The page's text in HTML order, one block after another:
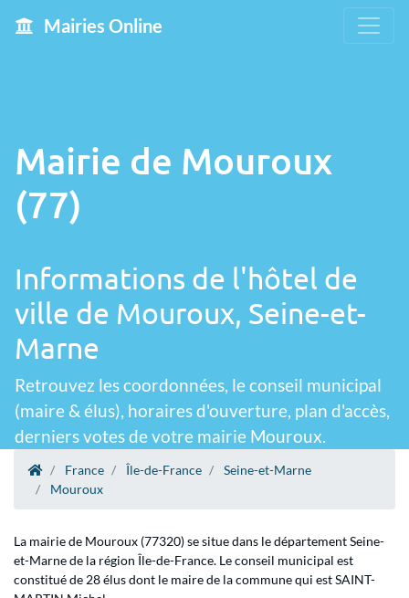
Mairies Online
Mairie de Mouroux
(77)
Informations de l'hôtel de
ville de Mouroux, Seine-et-
Marne
Retrouvez les coordonnées, le conseil municipal
(maire & élus), horaires d'ouverture, plan d'accès,
derniers votes de votre mairie Mouroux.
France Île-de-France
Seine-et-Marne
Mouroux
La mairie de Mouroux (77320) se situe dans le département Seine-
et-Marne de la région Île-de-France. Le conseil municipal est
constitué de 28 élus dont le maire de la commune qui est SAINT-